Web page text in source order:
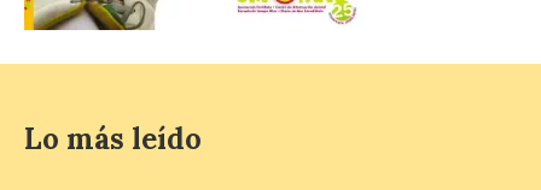
eclipse solar del 12 de
Lo más leído